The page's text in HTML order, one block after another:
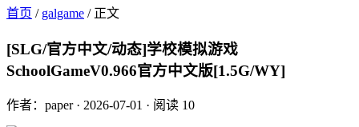
首页 / galgame /正文
[SLG/官方中文/动态]学校模拟游戏
SchoolGameV0.966官方中文版[1.5G/WY]
作者：paper· 2026-07-01 · 阅读 10